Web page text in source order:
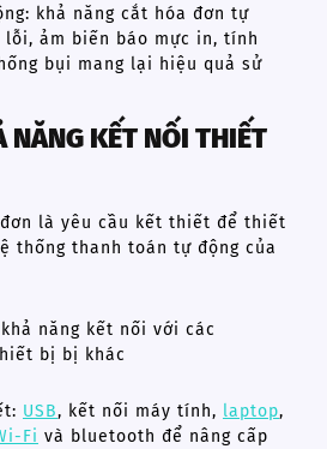
khả năng cắt hóa đơn tự
lỗi, ảm biến báo mực in, tính
bụi mang lại hiệu quả sử
NĂNG KẾT NỐI THIẾT
là yêu cầu kết thiết để thiết
thống thanh toán tự động của
USB, kết nối máy tính, laptop,
Fi và bluetooth để nâng cấp